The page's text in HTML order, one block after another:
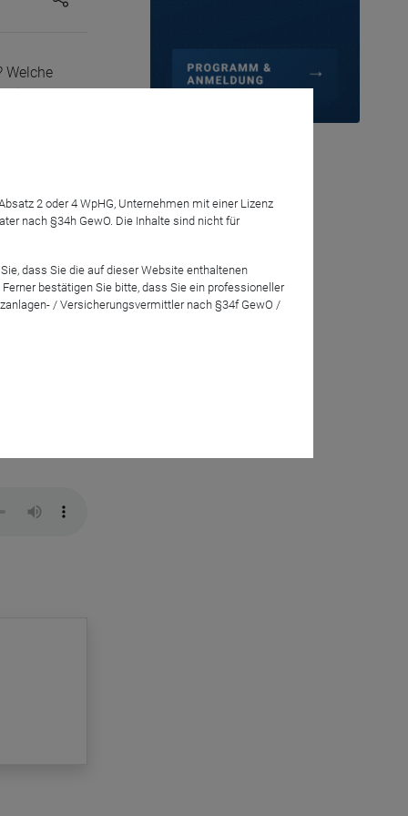
Welche
die
2 oder 4 WpHG, Unternehmen mit einer Lizenz
nach §34h GewO. Die Inhalte sind nicht für
dass Sie die auf dieser Website enthaltenen
bestätigen Sie bitte, dass Sie ein professioneller
/ Versicherungsvermittler nach §34f GewO /